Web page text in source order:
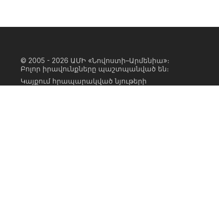
© 2005 - 2026 ԱՄԻ «Նովոստի–Արմենիա»։
Բոլոր իրավունքները պաշտպանված են։
Կայքում հրապարակված նյութերի